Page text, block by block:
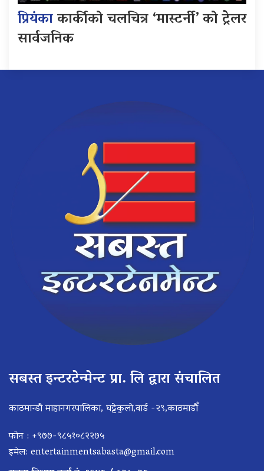
प्रियंकाकार्कीको चलचित्र ‘मास्टर्नी’ को ट्रेलर
सार्वजनिक
सबस्त इन्टरटेन्मेन्ट प्रा. लि द्वारा संचालित
काठमान्डौ माहानगरपालिका, घट्टेकुलो,वार्ड -२९,काठमाडौँ
फोन : +९७७-९८५१०८२२७५
इमेल: entertainmentsabasta@gmail.com